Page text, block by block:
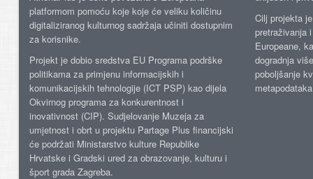
platformom pomoću koje koje će veliku količinu
digitaliziranog kulturnog sadržaja učiniti dostupnim
za korisnike.
Projekt je dobio sredstva EU Programa podrške
politikama za primjenu informacijskih i
komunikacijskih tehnologije (ICT PSP) kao dijela
Okvirnog programa za konkurentnost i
inovativnost (CIP). Sudjelovanje Muzeja za
umjetnost i obrt u projektu Partage Plus financijski
će podržati Ministarstvo kulture Republike
Hrvatske i Gradski ured za obrazovanje, kulturu i
šport grada Zagreba.
Cilj projekta
pretraživanja
Europeane,
dogradnja
poboljšanje